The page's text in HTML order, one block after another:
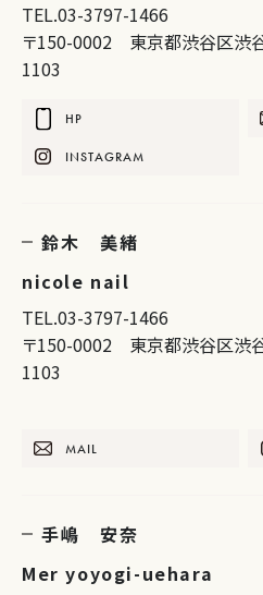
TEL.03-3797-1466
〒150-0002 東京都渋谷区渋
1103
HP
INSTAGRAM
鈴木 美緒
nicole nail
TEL.03-3797-1466
〒150-0002 東京都渋谷区渋
1103
MAIL
手嶋 安奈
Mer yoyogi-uehara